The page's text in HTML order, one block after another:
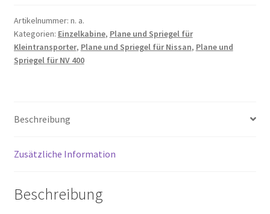
NV
400
EK
L2
Heckantrieb
Radstand
Artikelnummer: n. a.
Kategorien: Einzelkabine, Plane und Spriegel für
Kleintransporter, Plane und Spriegel für Nissan, Plane und
Spriegel für NV 400
Beschreibung
Zusätzliche Information
Beschreibung